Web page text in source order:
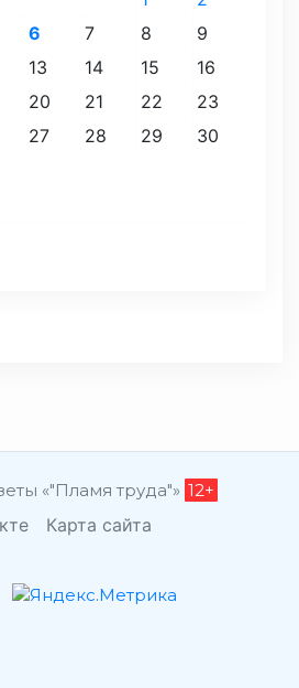
6 7 8
9
13 14 15
16
20 21 22
23
27 28 29
30
«"Пламя труда"» 12+
Карта сайта